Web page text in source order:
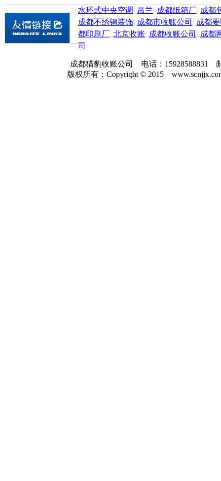
水环式中央空调 吊兰 成都纸箱厂 成都
成都不绣钢装饰 成都市收账公司
成都
都印刷厂 北京收账 成都收账公司
成都
司
成都猎豹收账公司 电话：15928588831
版权所有：Copyright © 2015